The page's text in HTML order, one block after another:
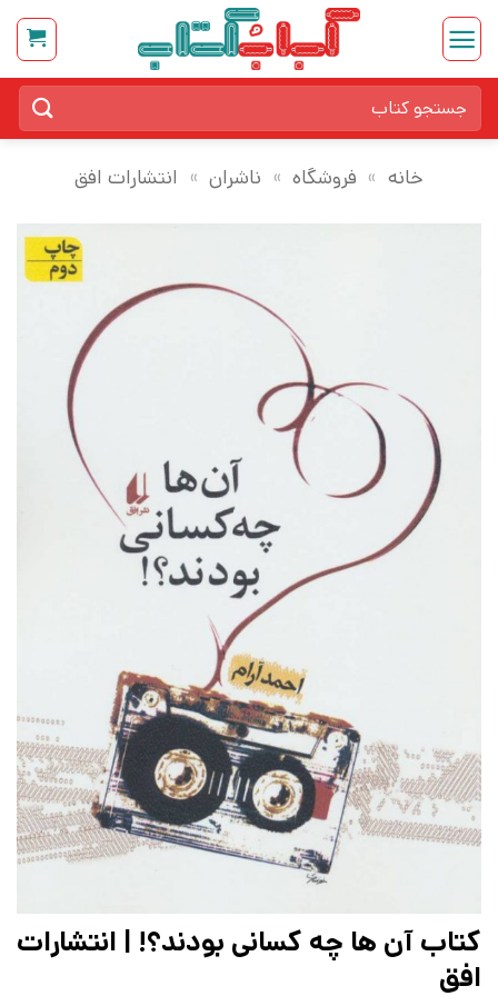
Skip
content
برای:
خانه » فروشگاه » ناشران » انتشارات افق
کتاب آن ها چه کسانی بودند؟! | انتشارات
افق